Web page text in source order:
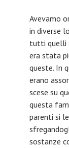
Avevamo
in diverse
tutti quelli
era stata
queste. In
erano
scese su
questa
parenti si
sostanze